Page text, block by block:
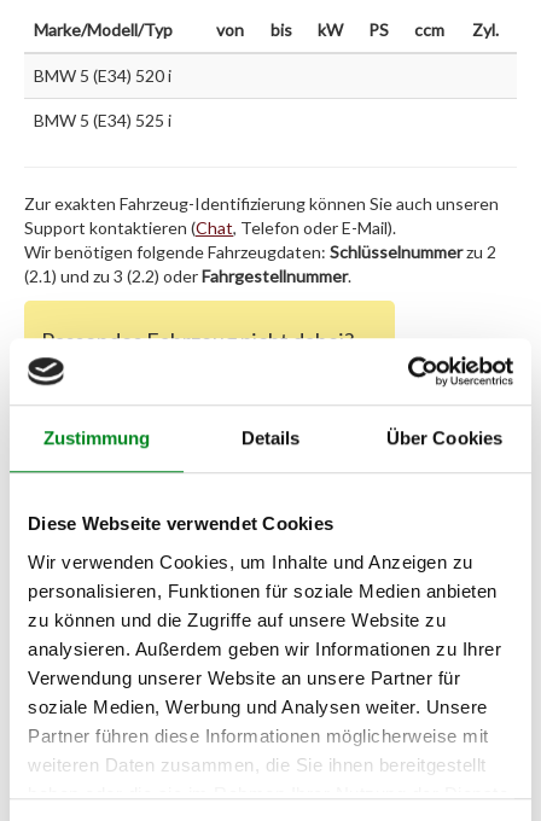
Zustimmung Details Über Cookies
Diese Webseite verwendet Cookies
Wir verwenden Cookies, um Inhalte und Anzeigen zu
personalisieren, Funktionen für soziale Medien anbieten
zu können und die Zugriffe auf unsere Website zu
analysieren. Außerdem geben wir Informationen zu Ihrer
Verwendung unserer Website an unsere Partner für
soziale Medien, Werbung und Analysen weiter. Unsere
Partner führen diese Informationen möglicherweise mit
weiteren Daten zusammen, die Sie ihnen bereitgestellt
haben oder die sie im Rahmen Ihrer Nutzung der Dienste
Marke/Modell/Typ von bis kW PS ccm Zyl.
BMW 5 (E34) 520 i
BMW 5 (E34) 525 i
Zur exakten Fahrzeug-Identifizierung können Sie auch unseren
Support kontaktieren (Chat, Telefon oder E-Mail).
Wir benötigen folgende Fahrzeugdaten: Schlüsselnummerzu 2
(2.1) und zu 3 (2.2) oderFahrgestellnummer.
Passendes Fahrzeug nicht dabei?
Fahrzeug-Suche für AT-Servopumpen
Oder einfachim Chat nachfragen.
Person
Hersteller
Unternehmensname:
TMC Turbolader Manufaktur Coesfeld
Adresse:
Am Wasserturm 55, Coesfeld, NRW, 48653, DE
E-Mail: